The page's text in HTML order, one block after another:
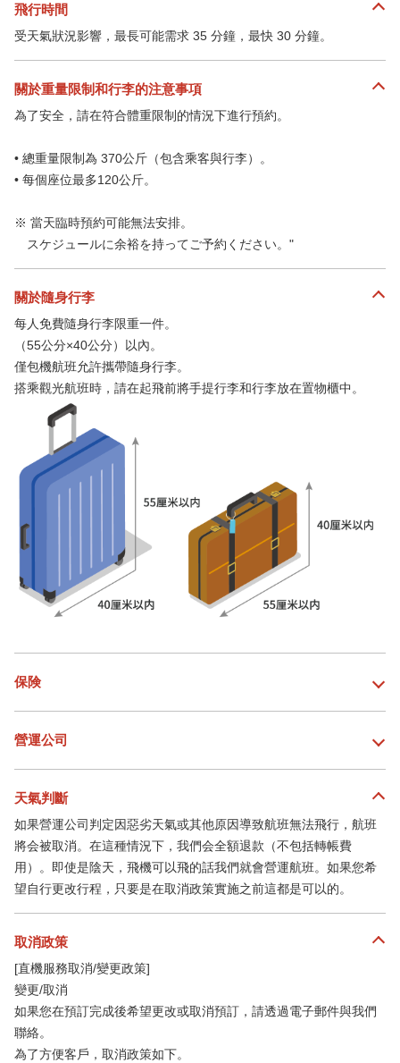
飛行時間
受天氣狀況影響，最長可能需求 35 分鐘，最快 30 分鐘。
關於重量限制和行李的注意事項
為了安全，請在符合體重限制的情況下進行預約。
• 總重量限制為 370公斤（包含乘客與行李）。
• 每個座位最多120公斤。
※ 當天臨時預約可能無法安排。
スケジュールに余裕を持ってご予約ください。"
關於隨身行李
每人免費隨身行李限重一件。
（55公分×40公分）以內。
僅包機航班允許攜帶隨身行李。
搭乘觀光航班時，請在起飛前將手提行李和行李放在置物櫃中。
保険
營運公司
天氣判斷
如果營運公司判定因惡劣天氣或其他原因導致航班無法飛行，航班
將会被取消。在這種情況下，我們会全額退款（不包括轉帳費
用）。即使是陰天，飛機可以飛的話我們就會營運航班。如果您希
望自行更改行程，只要是在取消政策實施之前這都是可以的。
取消政策
[直機服務取消/變更政策]
變更/取消
如果您在預訂完成後希望更改或取消預訂，請透過電子郵件與我們
聯絡。
為了方便客戶，取消政策如下。